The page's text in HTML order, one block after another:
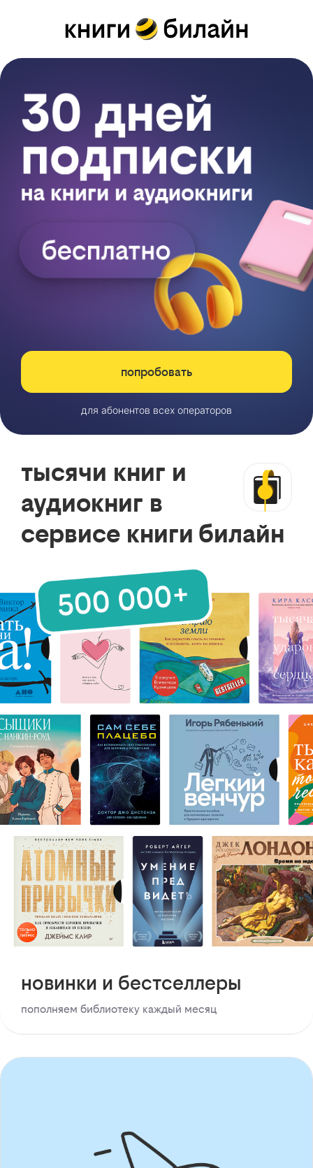
попробовать
для абонентов всех операторов
тысячи книг и
аудиокниг в
сервисе книги билайн
новинки и бестселлеры
пополняем библиотеку каждый месяц